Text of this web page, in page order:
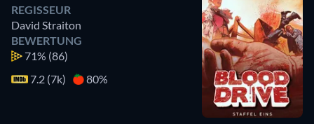
REGISSEUR
David Straiton
BEWERTUNG
71% (86)
7.2 (7k)
80%